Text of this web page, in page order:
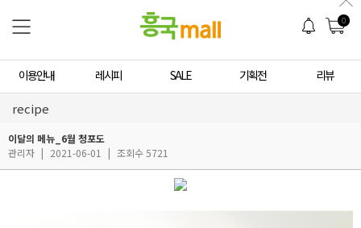
0
이용안내 레시피 SALE 기획전 리뷰
recipe
이달의 메뉴_6월 청포도
관리자 | 2021-06-01 | 조회수 5721